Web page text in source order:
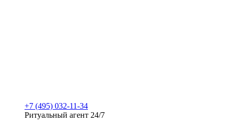
+7 (495) 032-11-34
Ритуальный агент 24/7